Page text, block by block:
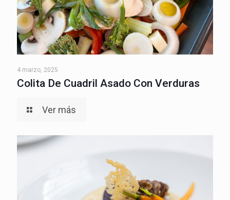
4 marzo, 2025
Colita De Cuadril Asado Con Verduras
Ver más